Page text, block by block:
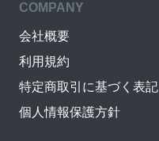
COMPANY
会社概要
利用規約
特定商取引に基づく表記
個人情報保護方針